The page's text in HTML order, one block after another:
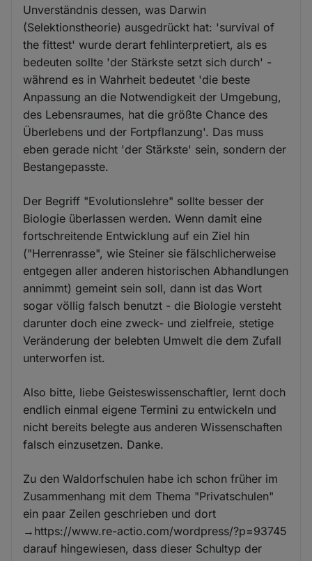
Unverständnis dessen, was Darwin
(Selektionstheorie) ausgedrückt hat: 'survival of
the fittest' wurde derart fehlinterpretiert, als es
bedeuten sollte 'der Stärkste setzt sich durch' -
während es in Wahrheit bedeutet 'die beste
Anpassung an die Notwendigkeit der Umgebung,
des Lebensraumes, hat die größte Chance des
Überlebens und der Fortpflanzung'. Das muss
eben gerade nicht 'der Stärkste' sein, sondern der
Bestangepasste.
Der Begriff "Evolutionslehre" sollte besser der
Biologie überlassen werden. Wenn damit eine
fortschreitende Entwicklung auf ein Ziel hin
("Herrenrasse", wie Steiner sie fälschlicherweise
entgegen aller anderen historischen Abhandlungen
annimmt) gemeint sein soll, dann ist das Wort
sogar völlig falsch benutzt - die Biologie versteht
darunter doch eine zweck- und zielfreie, stetige
Veränderung der belebten Umwelt die dem Zufall
unterworfen ist.
Also bitte, liebe Geisteswissenschaftler, lernt doch
endlich einmal eigene Termini zu entwickeln und
nicht bereits belegte aus anderen Wissenschaften
falsch einzusetzen. Danke.
Zu den Waldorfschulen habe ich schon früher im
Zusammenhang mit dem Thema "Privatschulen"
ein paar Zeilen geschrieben und dort
→https://www.re-actio.com/wordpress/?p=93745
darauf hingewiesen, dass dieser Schultyp der